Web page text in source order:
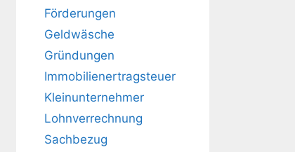
Förderungen
Geldwäsche
Gründungen
Immobilienertragsteuer
Kleinunternehmer
Lohnverrechnung
Sachbezug